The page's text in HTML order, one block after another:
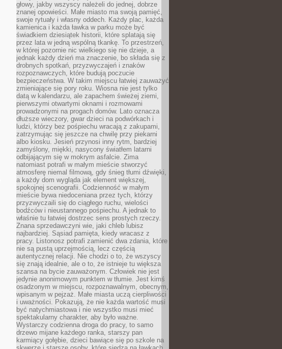
głowy, jakby wszyscy należeli do jednej, dobrze
znanej opowieści. Małe miasto ma swoją pamięć,
swoje rytuały i własny oddech. Każdy plac, każda
kamienica i każda ławka w parku może być
świadkiem dziesiątek historii, które splatają się
przez lata w jedną wspólną tkankę. To przestrzeń,
w której pozornie nic wielkiego się nie dzieje, a
jednak każdy dzień ma znaczenie, bo składa się z
drobnych spotkań, przyzwyczajeń i znaków
rozpoznawczych, które budują poczucie
bezpieczeństwa. W takim miejscu łatwiej zauważyć
zmieniające się pory roku. Wiosna nie jest tylko
datą w kalendarzu, ale zapachem świeżej ziemi,
pierwszymi otwartymi oknami i rozmowami
prowadzonymi na progach domów. Lato oznacza
dłuższe wieczory, gwar dzieci na podwórkach i
ludzi, którzy bez pośpiechu wracają z zakupami,
zatrzymując się jeszcze na chwilę przy piekarni
albo kiosku. Jesień przynosi inny rytm, bardziej
zamyślony, miękki, nasycony światłem latarni
odbijającym się w mokrym asfalcie. Zima
natomiast potrafi w małym mieście stworzyć
atmosferę niemal filmową, gdy śnieg tłumi dźwięki,
a każdy dom wygląda jak element większej,
spokojnej scenografii. Codzienność w małym
mieście bywa niedoceniana przez tych, którzy
przyzwyczaili się do ciągłego ruchu, wielości
bodźców i nieustannego pośpiechu. A jednak to
właśnie tu łatwiej dostrzec sens prostych rzeczy.
Znana sprzedawczyni wie, jaki chleb lubisz
najbardziej. Sąsiad pamięta, kiedy wracasz z
pracy. Listonosz potrafi zamienić dwa zdania, które
nie są pustą uprzejmością, lecz częścią
autentycznej relacji. Nie chodzi o to, że wszyscy
się znają idealnie, ale o to, że istnieje tu większa
szansa na bycie zauważonym. Człowiek nie jest
jedynie anonimowym punktem w tłumie. Jest kimś
osadzonym w miejscu, rozpoznawalnym, obecnym,
wpisanym w pejzaż. Małe miasta uczą cierpliwości
i uważności. Pokazują, że nie każda wartość musi
być natychmiastowa i nie wszystko musi mieć
spektakularny charakter, aby było ważne.
Wystarczy codzienna droga do pracy, to samo
drzewo mijane każdego ranka, starszy pan
karmiący gołębie, dzieci bawiące się po szkole na